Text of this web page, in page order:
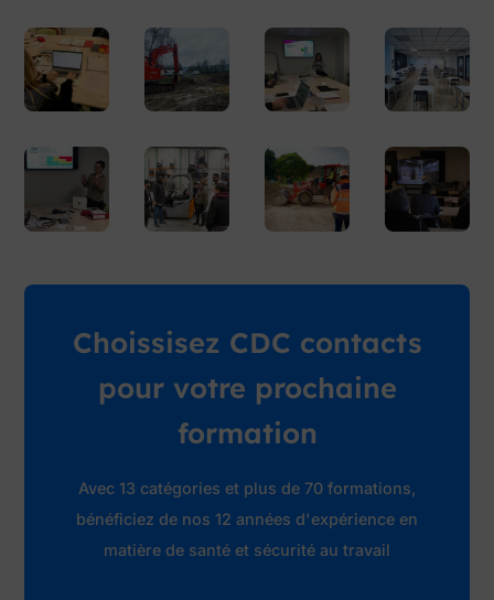
Choissisez CDC contacts
pour votre prochaine
formation
Avec 13 catégories et plus de 70 formations,
bénéficiez de nos 12 années d'expérience en
matière de santé et sécurité au travail